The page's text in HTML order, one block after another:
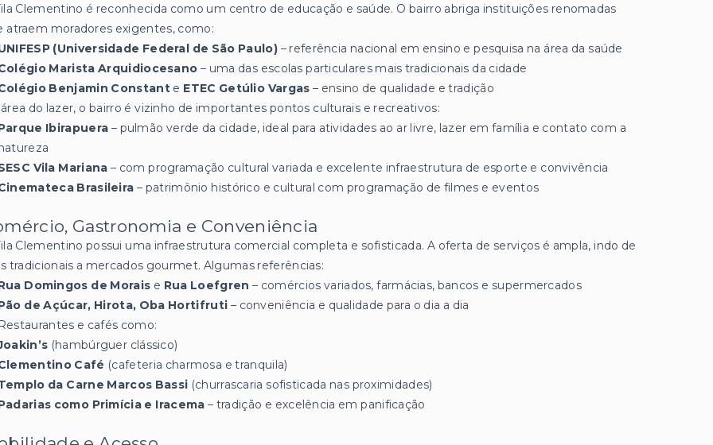
Clementino é reconhecida como um centro de educação e saúde. O bairro abriga instituições renomadas
atraem moradores exigentes, como:
(Universidade Federal de São Paulo)– referência nacional em ensino e pesquisa na área da saúde
Marista Arquidiocesano – uma das escolas particulares mais tradicionais da cidade
Benjamin Constante ETEC Getúlio Vargas – ensino de qualidade e tradição
do lazer, o bairro é vizinho de importantes pontos culturais e recreativos:
Ibirapuera – pulmão verde da cidade, ideal para atividades ao ar livre, lazer em família e contato com a
Vila Mariana – com programação cultural variada e excelente infraestrutura de esporte e convivência
Brasileira – patrimônio histórico e cultural com programação de filmes e eventos
Gastronomia e Conveniência
Clementino possui uma infraestrutura comercial completa e sofisticada. A oferta de serviços é ampla, indo de
tradicionais a mercados gourmet. Algumas referências:
Domingos de Morais e Rua Loefgren – comércios variados, farmácias, bancos e supermercados
de Açúcar, Hirota, Oba Hortifruti – conveniência e qualidade para o dia a dia
e cafés como:
(hambúrguer clássico)
Café (cafeteria charmosa e tranquila)
da Carne Marcos Bassi (churrascaria sofisticada nas proximidades)
como Primícia e Iracema – tradição e excelência em panificação